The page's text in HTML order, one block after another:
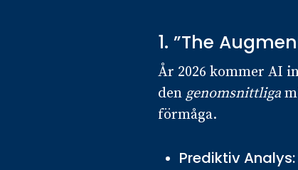
1. ”The
År 2026 kommer AI
den genomsnittliga
förmåga.
Prediktiv Analys: